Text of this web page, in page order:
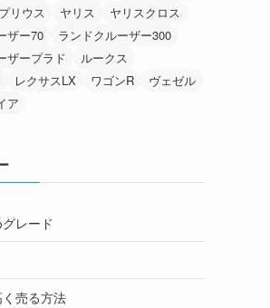
プリウス ヤリス
ヤリスクロス
ザー70
ランドクルーザー300
ザープラド
ルークス
レクサスLX ワゴンR
ヴェゼル
ア
レード
売る方法